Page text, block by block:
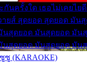
ะกันครั้งใด เธอไม่เคยไ
ายส์ สุดยอด สุดยอด มัน
นสุดยอด มันสุดยอด มัน
นสุดยอด มันสุดยอด มัน
ซู (KARAOKE)